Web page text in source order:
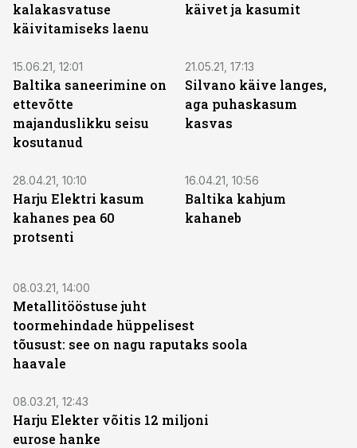
kalakasvatuse
käivitamiseks laenu
käivet ja kasumit
15.06.21, 12:01
Baltika saneerimine on
ettevõtte
majanduslikku seisu
kosutanud
21.05.21, 17:13
Silvano käive langes,
aga puhaskasum
kasvas
28.04.21, 10:10
Harju Elektri kasum
kahanes pea 60
protsenti
16.04.21, 10:56
Baltika kahjum
kahaneb
08.03.21, 14:00
Metallitööstuse juht
toormehindade hüppelisest
tõusust: see on nagu raputaks soola
haavale
08.03.21, 12:43
Harju Elekter võitis 12 miljoni
eurose hanke